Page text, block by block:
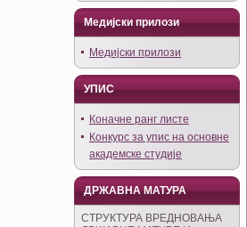
Медијски прилози
Медијски прилози
УПИС
Коначне ранг листе
Конкурс за упис на основне
академске студије
ДРЖАВНА МАТУРА
СТРУКТУРА ВРЕДНОВАЊА